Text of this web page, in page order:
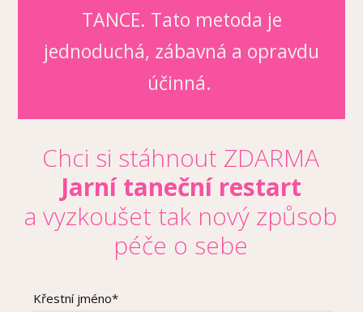
TANCE. Tato metoda je
jednoduchá, zábavná a opravdu
účinná.
Chci si stáhnout ZDARMA
Jarní taneční restart
a vyzkoušet tak nový způsob
péče o sebe
Křestní jméno*